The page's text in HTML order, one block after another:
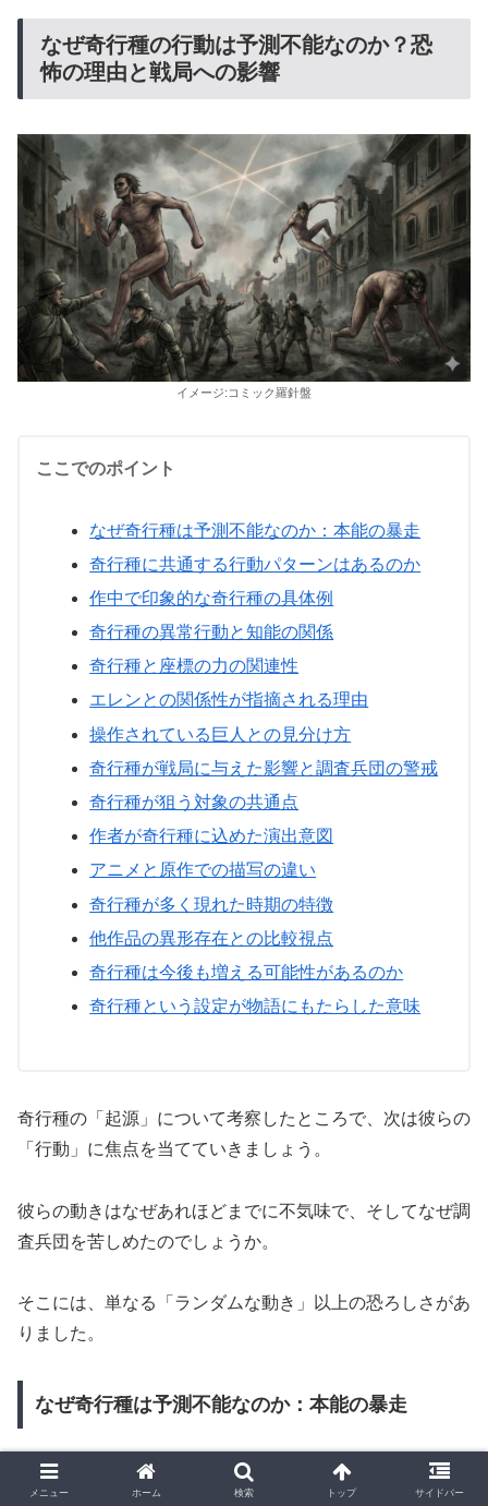
なぜ奇行種の行動は予測不能なのか？恐
怖の理由と戦局への影響
イメージ:コミック羅針盤
ここでのポイント
なぜ奇行種は予測不能なのか：本能の暴走
奇行種に共通する行動パターンはあるのか
作中で印象的な奇行種の具体例
奇行種の異常行動と知能の関係
奇行種と座標の力の関連性
エレンとの関係性が指摘される理由
操作されている巨人との見分け方
奇行種が戦局に与えた影響と調査兵団の警戒
奇行種が狙う対象の共通点
作者が奇行種に込めた演出意図
アニメと原作での描写の違い
奇行種が多く現れた時期の特徴
他作品の異形存在との比較視点
奇行種は今後も増える可能性があるのか
奇行種という設定が物語にもたらした意味
奇行種の「起源」について考察したところで、次は彼らの
「行動」に焦点を当てていきましょう。
彼らの動きはなぜあれほどまでに不気味で、そしてなぜ調
査兵団を苦しめたのでしょうか。
そこには、単なる「ランダムな動き」以上の恐ろしさがあ
りました。
なぜ奇行種は予測不能なのか：本能の暴走
通常の巨人は「食欲」という単純かつ強力な本能に従順で
メニュー ホーム 検索 トップ サイドバー